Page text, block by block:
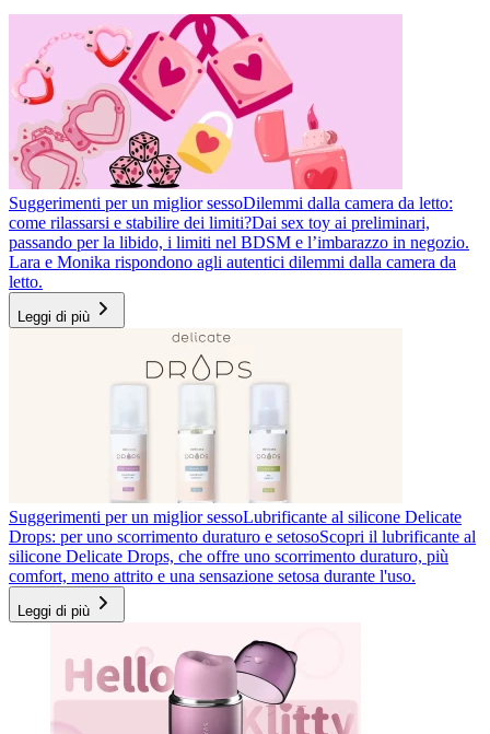
Suggerimenti per un miglior sessoDilemmi dalla camera da letto:
come rilassarsi e stabilire dei limiti?Dai sex toy ai preliminari,
passando per la libido, i limiti nel BDSM e l’imbarazzo in negozio.
Lara e Monika rispondono agli autentici dilemmi dalla camera da
letto.
Leggi di più
Suggerimenti per un miglior sessoLubrificante al silicone Delicate
Drops: per uno scorrimento duraturo e setosoScopri il lubrificante al
silicone Delicate Drops, che offre uno scorrimento duraturo, più
comfort, meno attrito e una sensazione setosa durante l'uso.
Leggi di più